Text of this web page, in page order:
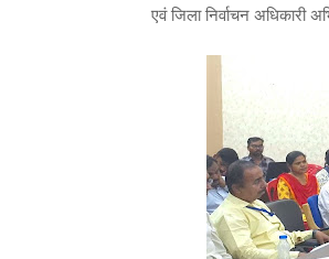
एवं जिला निर्वाचन अधिकारी